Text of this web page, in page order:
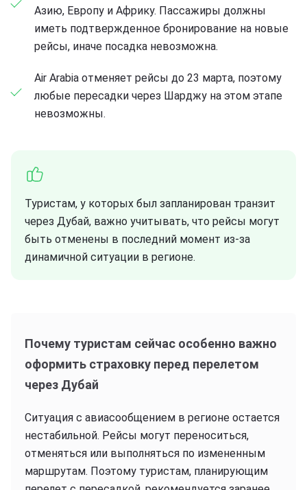
Азию, Европу и Африку. Пассажиры должны
иметь подтвержденное бронирование на новые
рейсы, иначе посадка невозможна.
Air Arabia отменяет рейсы до 23 марта, поэтому
любые пересадки через Шарджу на этом этапе
невозможны.
Туристам, у которых был запланирован транзит
через Дубай, важно учитывать, что рейсы могут
быть отменены в последний момент из-за
динамичной ситуации в регионе.
Почему туристам сейчас особенно важно
оформить страховку перед перелетом
через Дубай
Ситуация с авиасообщением в регионе остается
нестабильной. Рейсы могут переноситься,
отменяться или выполняться по измененным
маршрутам. Поэтому туристам, планирующим